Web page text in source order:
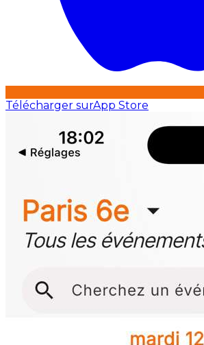
Télécharger surApp Store